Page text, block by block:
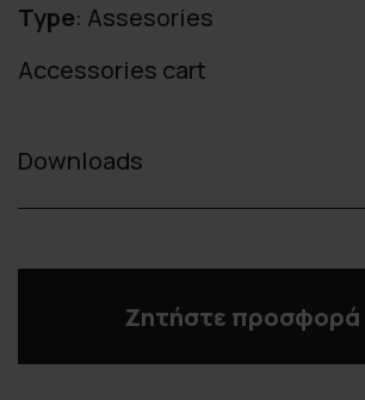
Type: Assesories
Accessories cart
Downloads
Ζητήστε προσφορά